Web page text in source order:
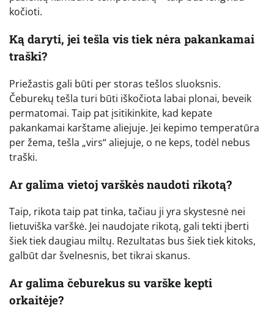
kočioti.
Ką daryti, jei tešla vis tiek nėra pakankamai
traški?
Priežastis gali būti per storas tešlos sluoksnis.
Čeburekų tešla turi būti iškočiota labai plonai, beveik
permatomai. Taip pat įsitikinkite, kad kepate
pakankamai karštame aliejuje. Jei kepimo temperatūra
per žema, tešla „virs“ aliejuje, o ne keps, todėl nebus
traški.
Ar galima vietoj varškės naudoti rikotą?
Taip, rikota taip pat tinka, tačiau ji yra skystesnė nei
lietuviška varškė. Jei naudojate rikotą, gali tekti įberti
šiek tiek daugiau miltų. Rezultatas bus šiek tiek kitoks,
galbūt dar švelnesnis, bet tikrai skanus.
Ar galima čeburekus su varške kepti
orkaitėje?